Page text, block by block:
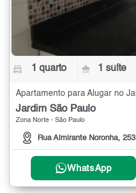
1 quarto 1 suíte
Jardim São Paulo
Zona Norte - São Paulo
Rua Almirante Noronha, 253
WhatsApp